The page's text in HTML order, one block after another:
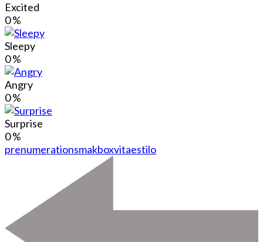
Excited
0%
Sleepy
0%
Angry
0%
Surprise
0%
prenumerationsmakboxvitaestilo